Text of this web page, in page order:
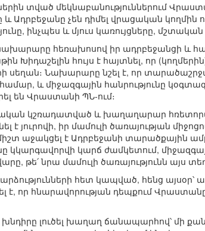
տված մեկնաբանություններում
և Ադրբեջանը չեն դիմել վրացական կողմին
ինչպես և մյուս կառույցները,
հեռախոսով իր ադրբեջանցի և հայ
Խիդաշելին հույս է հայտնել, որ
սեղան։ Նախարարը նշել է, որ
և միջազգային հանրությունը
են Վրաստանի ՊՆ-ում։
կշռադատված և խաղաղարար
է յուրովի, իր մամուլի ծառայության
աջակցել է Ադրբեջանի տարածքային
կկարգավորվի կարճ ժամկետում,
թե՛ նրա մամուլի ծառայությունն այս
հետ կապված, հենց
որ հնարավորության դեպքում
լուծել խաղաղ ճանապարհով՝ մի